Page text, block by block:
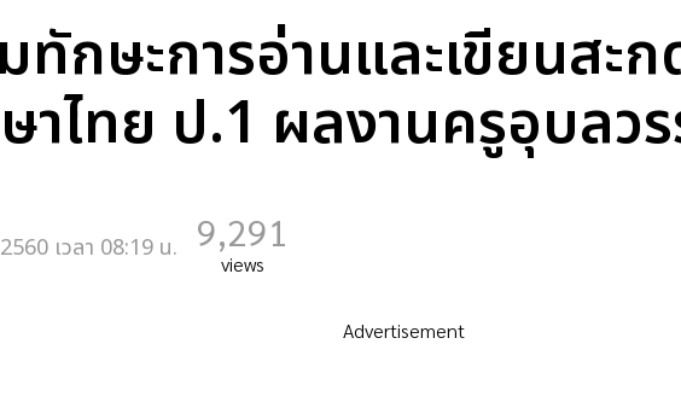
กษะการอ่านและเขียนสะ
าไทย ป.1 ผลงานครูอุบลว
เวลา 08:19 น. 9,291
views
Advertisement